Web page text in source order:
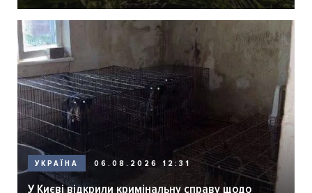
УКРАЇНА 06.08.2026 12:31
У Києві відкрили кримінальну справу щодо